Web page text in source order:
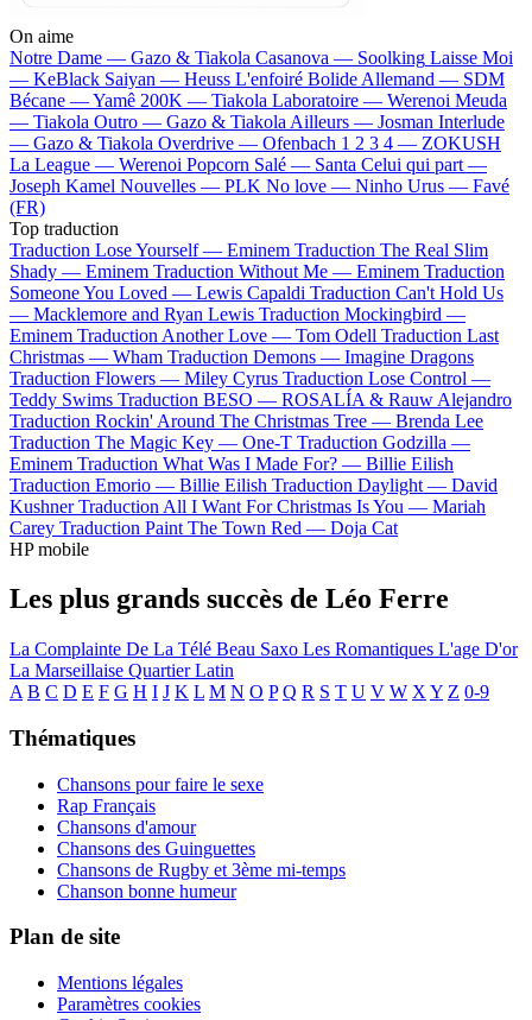
On aime
Notre Dame — Gazo & Tiakola Casanova — Soolking Laisse Moi
— KeBlack Saiyan — Heuss L'enfoiré Bolide Allemand — SDM
Bécane —Yamê 200K — Tiakola Laboratoire — Werenoi Meuda
— Tiakola Outro — Gazo & Tiakola Ailleurs — Josman Interlude
— Gazo & Tiakola Overdrive — Ofenbach 1 2 3 4 — ZOKUSH
La League — Werenoi Popcorn Salé — Santa Celui qui part —
Joseph Kamel Nouvelles — PLK No love — Ninho Urus — Favé
(FR)
Top traduction
Traduction Lose Yourself — Eminem Traduction The Real Slim
Shady — Eminem Traduction Without Me — Eminem Traduction
Someone You Loved — Lewis Capaldi Traduction Can't Hold Us
— Macklemore and Ryan Lewis Traduction Mockingbird —
Eminem Traduction Another Love — Tom Odell Traduction Last
Christmas — Wham Traduction Demons — Imagine Dragons
Traduction Flowers — Miley Cyrus Traduction Lose Control —
Teddy Swims Traduction BESO — ROSALÍA & Rauw Alejandro
Traduction Rockin' Around The Christmas Tree — Brenda Lee
Traduction The Magic Key — One-T Traduction Godzilla —
Eminem Traduction What Was I Made For? — Billie Eilish
Traduction Emorio — Billie Eilish Traduction Daylight — David
Kushner Traduction All I Want For Christmas Is You — Mariah
Carey Traduction Paint The Town Red — Doja Cat
HP mobile
Les plus grands succès de Léo Ferre
La Complainte De La Télé Beau Saxo Les Romantiques L'age D'or
La Marseillaise Quartier Latin
A B C D E F G H I J K L M N O P Q R S T U V W X Y Z 0-9
Thématiques
Chansons pour faire le sexe
Rap Français
Chansons d'amour
Chansons des Guinguettes
Chansons de Rugby et 3ème mi-temps
Chanson bonne humeur
Plan de site
Mentions légales
Paramètres cookies